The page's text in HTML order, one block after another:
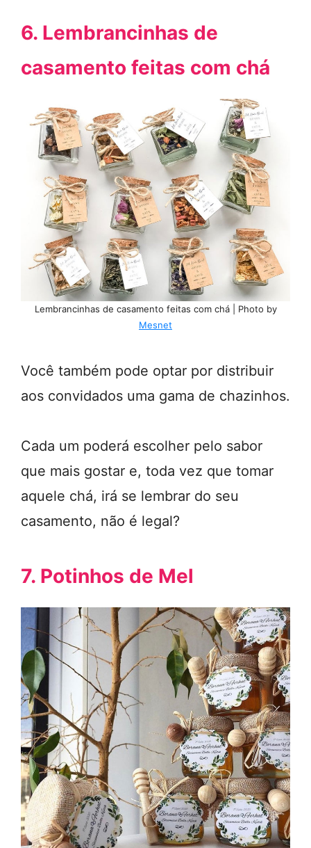
6. Lembrancinhas de
casamento feitas com chá
Lembrancinhas de casamento feitas com chá | Photo by
Mesnet
Você também pode optar por distribuir
aos convidados uma gama de chazinhos.
Cada um poderá escolher pelo sabor
que mais gostar e, toda vez que tomar
aquele chá, irá se lembrar do seu
casamento, não é legal?
7. Potinhos de Mel